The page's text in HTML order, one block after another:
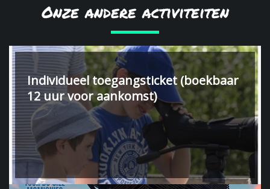
Onze andere activiteiten
Individueel toegangsticket (boekbaar
12 uur voor aankomst)